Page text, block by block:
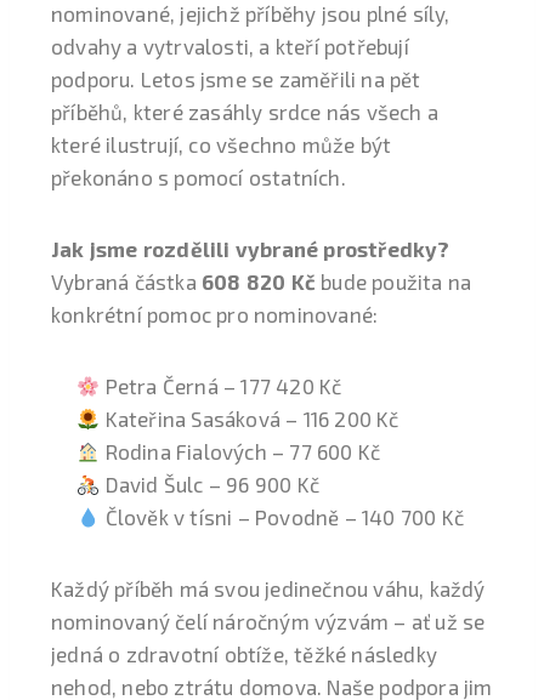
nominované, jejichž příběhy jsou plné síly,
odvahy a vytrvalosti, a kteří potřebují
podporu. Letos jsme se zaměřili na pět
příběhů, které zasáhly srdce nás všech a
které ilustrují, co všechno může být
překonáno s pomocí ostatních.
Jak jsme rozdělili vybrané prostředky?
Vybraná částka 608 820 Kč bude použita na
konkrétní pomoc pro nominované:
Petra Černá – 177 420 Kč
Kateřina Sasáková – 116 200 Kč
Rodina Fialových – 77 600 Kč
David Šulc – 96 900 Kč
Člověk v tísni – Povodně – 140 700 Kč
Každý příběh má svou jedinečnou váhu, každý
nominovaný čelí náročným výzvám – ať už se
jedná o zdravotní obtíže, těžké následky
nehod, nebo ztrátu domova. Naše podpora jim